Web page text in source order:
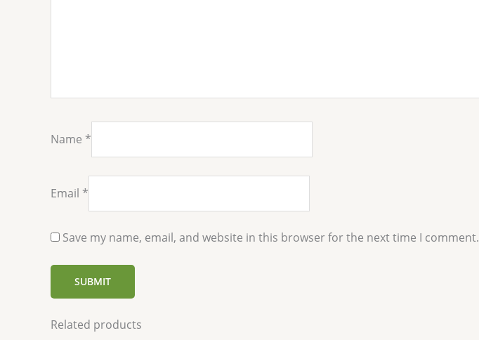
Name *
Email *
Save my name, email, and website in this browser for the next time I comment.
Related products